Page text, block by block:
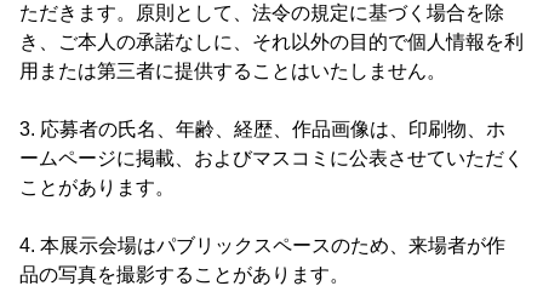
ただきます。原則として、法令の規定に基づく場合を除
き、ご本人の承諾なしに、それ以外の目的で個人情報を利
用または第三者に提供することはいたしません。
3. 応募者の氏名、年齢、経歴、作品画像は、印刷物、ホ
ームページに掲載、およびマスコミに公表させていただく
ことがあります。
4. 本展示会場はパブリックスペースのため、来場者が作
品の写真を撮影することがあります。